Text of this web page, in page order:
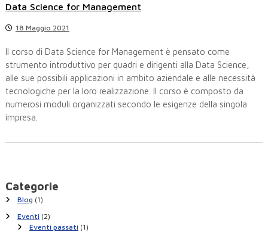
Data Science for Management
18 Maggio 2021
Il corso di Data Science for Management è pensato come
strumento introduttivo per quadri e dirigenti alla Data Science,
alle sue possibili applicazioni in ambito aziendale e alle necessità
tecnologiche per la loro realizzazione. Il corso è composto da
numerosi moduli organizzati secondo le esigenze della singola
impresa.
Categorie
Blog (1)
Eventi (2)
Eventi passati (1)